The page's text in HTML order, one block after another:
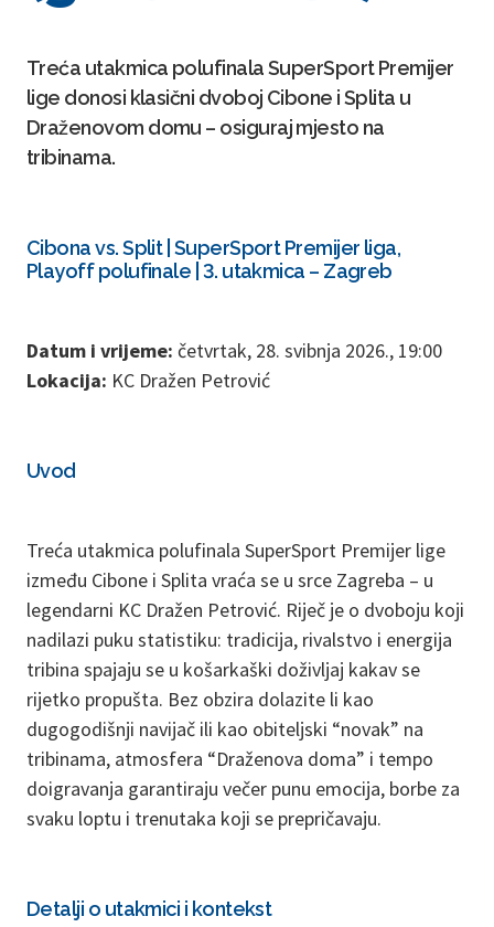
Treća utakmica polufinala SuperSport Premijer
lige donosi klasični dvoboj Cibone i Splita u
Draženovom domu – osiguraj mjesto na
tribinama.
Cibona vs. Split | SuperSport Premijer liga,
Playoff polufinale | 3. utakmica – Zagreb
Datum i vrijeme: četvrtak, 28. svibnja 2026., 19:00
Lokacija: KC Dražen Petrović
Uvod
Treća utakmica polufinala SuperSport Premijer lige
između Cibone i Splita vraća se u srce Zagreba – u
legendarni KC Dražen Petrović. Riječ je o dvoboju koji
nadilazi puku statistiku: tradicija, rivalstvo i energija
tribina spajaju se u košarkaški doživljaj kakav se
rijetko propušta. Bez obzira dolazite li kao
dugogodišnji navijač ili kao obiteljski “novak” na
tribinama, atmosfera “Draženova doma” i tempo
doigravanja garantiraju večer punu emocija, borbe za
svaku loptu i trenutaka koji se prepričavaju.
Detalji o utakmici i kontekst